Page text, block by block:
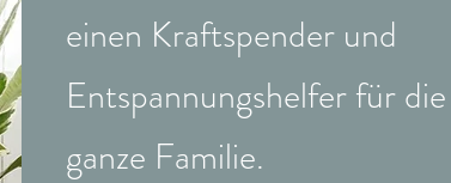
einen Kraftspender und
Entspannungshelfer für die
ganze Familie.